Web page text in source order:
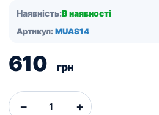
Наявність:В наявності
Артикул: MUAS14
610 грн
− +